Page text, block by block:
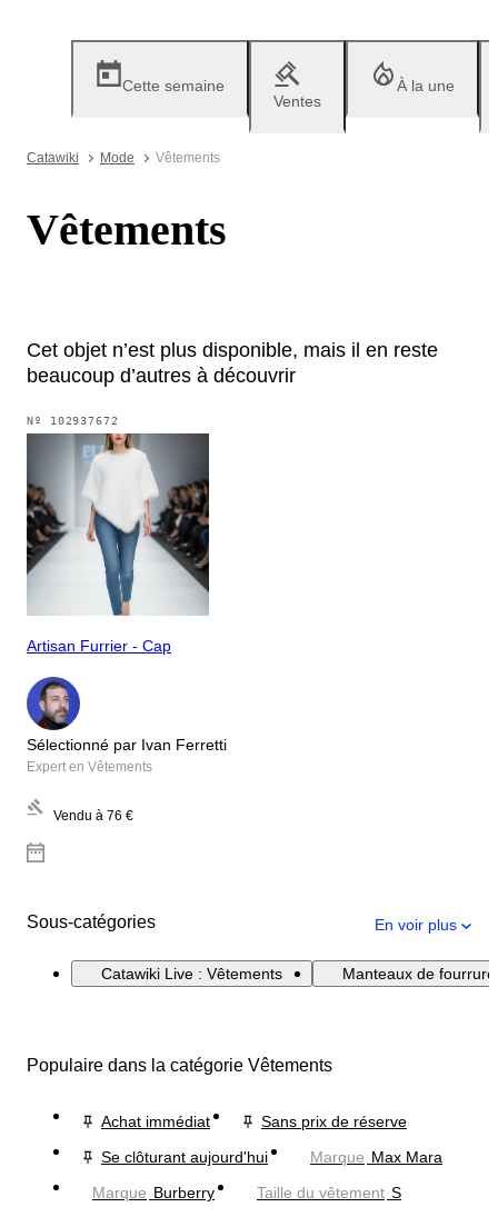
Cette semaine
Ventes
À la une
Catawiki Mode Vêtements
Vêtements
Cet objet n’est plus disponible, mais il en reste
beaucoup d’autres à découvrir
Nº 102937672
Artisan Furrier - Cap
Sélectionné par Ivan Ferretti
Expert en Vêtements
Vendu à 76 €
Sous-catégories En voir plus
Catawiki Live : Vêtements Manteaux de
Populaire dans la catégorie Vêtements
Achat immédiat
Sans prix de réserve
Se clôturant aujourd'hui
Marque Max Mara
Marque Burberry Taille du vêtement S